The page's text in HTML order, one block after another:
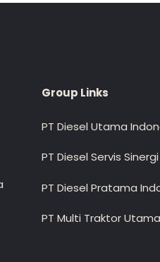
Group Links
PT Diesel Utama
PT Diesel Servis Sinergi
PT Diesel Pratama
PT Multi Traktor Utama